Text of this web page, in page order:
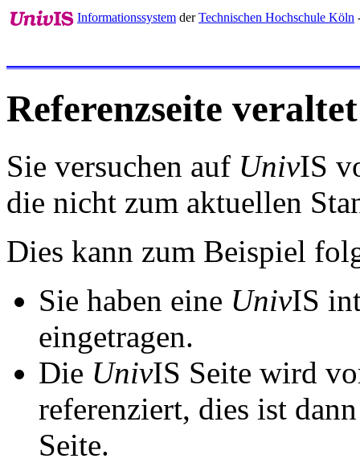
Informationssystem derTechnischen Hochschule Köln
Referenzseite veraltet
Sie versuchen auf UnivIS
die nicht zum aktuellen
Dies kann zum Beispiel
Sie haben eine UnivIS
eingetragen.
Die UnivIS Seite wird
referenziert, dies ist
Seite.